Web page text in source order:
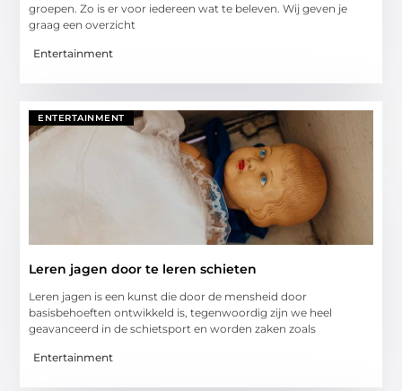
groepen. Zo is er voor iedereen wat te beleven. Wij geven je
graag een overzicht
Entertainment
ENTERTAINMENT
Leren jagen door te leren schieten
Leren jagen is een kunst die door de mensheid door
basisbehoeften ontwikkeld is, tegenwoordig zijn we heel
geavanceerd in de schietsport en worden zaken zoals
Entertainment